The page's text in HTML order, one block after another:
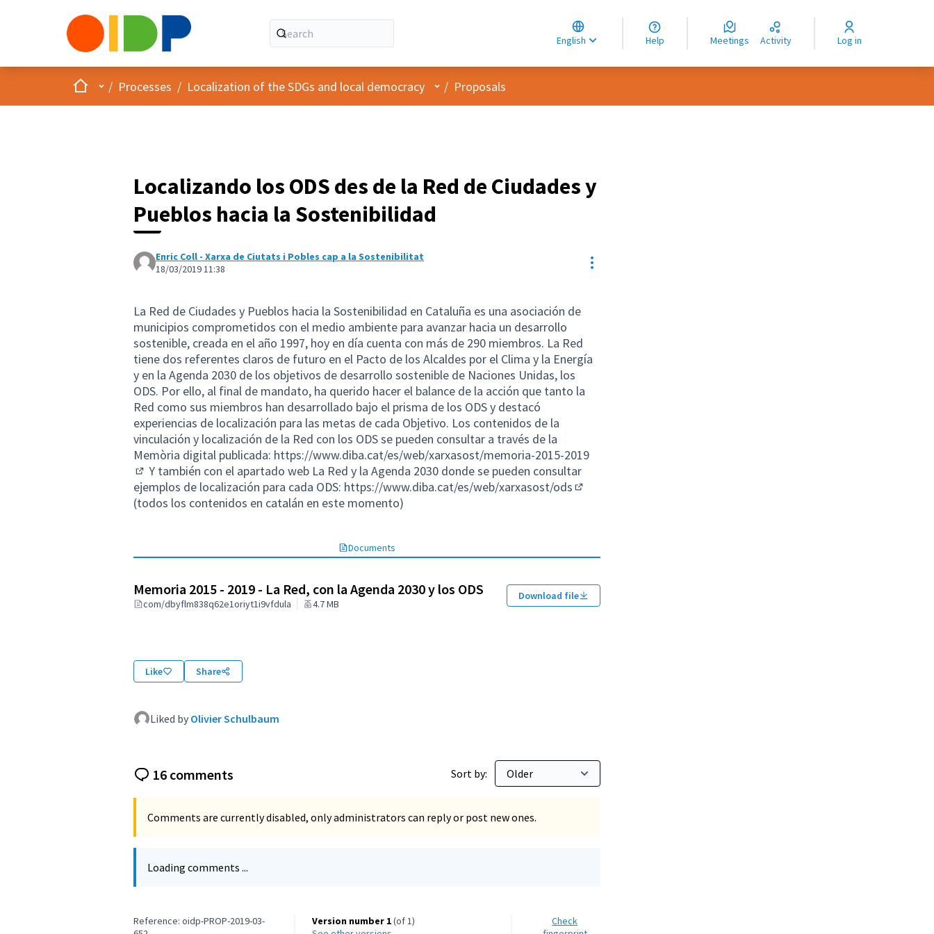
English
Choose language
Choisir la langue
Elegir el idioma
Help Meetings Activity Log in
HomeMain menu
/ Processes / Localization of the SDGs and local democracy User menu
/ Proposals
Localizando los ODS des de la Red de Ciudades y
Pueblos hacia la Sostenibilidad
Enric Coll - Xarxa de Ciutats i Pobles cap a la Sostenibilitat
18/03/2019 11:38
Resource controls
La Red de Ciudades y Pueblos hacia la Sostenibilidad en Cataluña es una asociación de
municipios comprometidos con el medio ambiente para avanzar hacia un desarrollo
sostenible, creada en el año 1997, hoy en día cuenta con más de 290 miembros. La Red
tiene dos referentes claros de futuro en el Pacto de los Alcaldes por el Clima y la Energía
y en la Agenda 2030 de los objetivos de desarrollo sostenible de Naciones Unidas, los
ODS. Por ello, al final de mandato, ha querido hacer el balance de la acción que tanto la
Red como sus miembros han desarrollado bajo el prisma de los ODS y destacó
experiencias de localización para las metas de cada Objetivo. Los contenidos de la
vinculación y localización de la Red con los ODS se pueden consultar a través de la
Memòria digital publicada: https://www.diba.cat/es/web/xarxasost/memoria-2015-2019
(External link)
Y también con el apartado web La Red y la Agenda 2030 donde se pueden consultar
ejemplos de localización para cada ODS: https://www.diba.cat/es/web/xarxasost/ods
(todos los contenidos en catalán en este momento)
Documents
Memoria 2015 - 2019 - La Red, con la Agenda 2030 y los ODS
com/dbyflm838q62e1oriyt1i9vfdula 4.7 MB
Download file
Like Share
Liked by Olivier Schulbaum
16 comments Sort by:
Comments are currently disabled, only administrators can reply or post new ones.
Loading comments ...
Reference: oidp-PROP-2019-03-
Version number 1(of 1)
Check